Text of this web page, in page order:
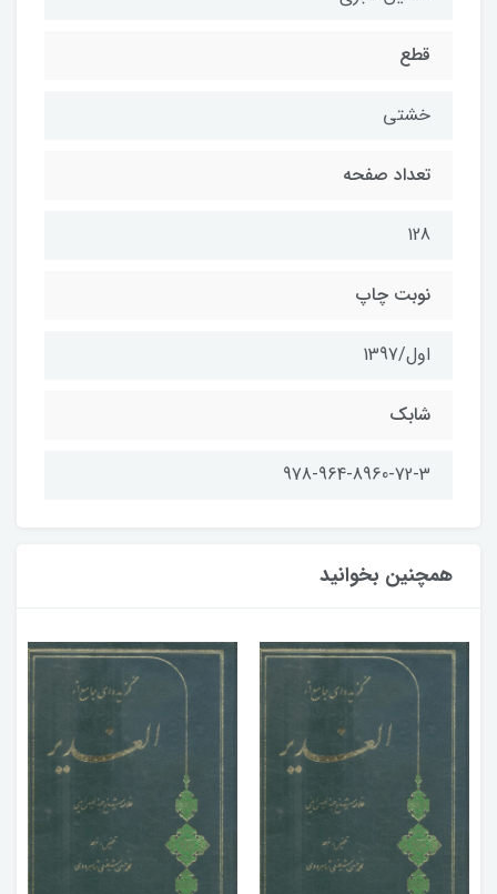
قطع
خشتی
تعداد صفحه
128
نوبت چاپ
اول/1397
شابک
978-964-8960-72-3
همچنین بخوانید